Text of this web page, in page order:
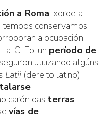
a Roma, xorde a
tempos conservamos
a ocupación
C. Foi un período de
utilizando algúns
Latii (dereito latino)
carón das terras
vías de